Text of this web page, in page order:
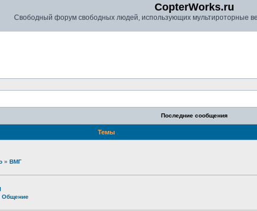
CopterWorks.ru
Свободный форум свободных людей, использующих мультироторные
Последние сообщения
Темы
» ВМГ
Общение